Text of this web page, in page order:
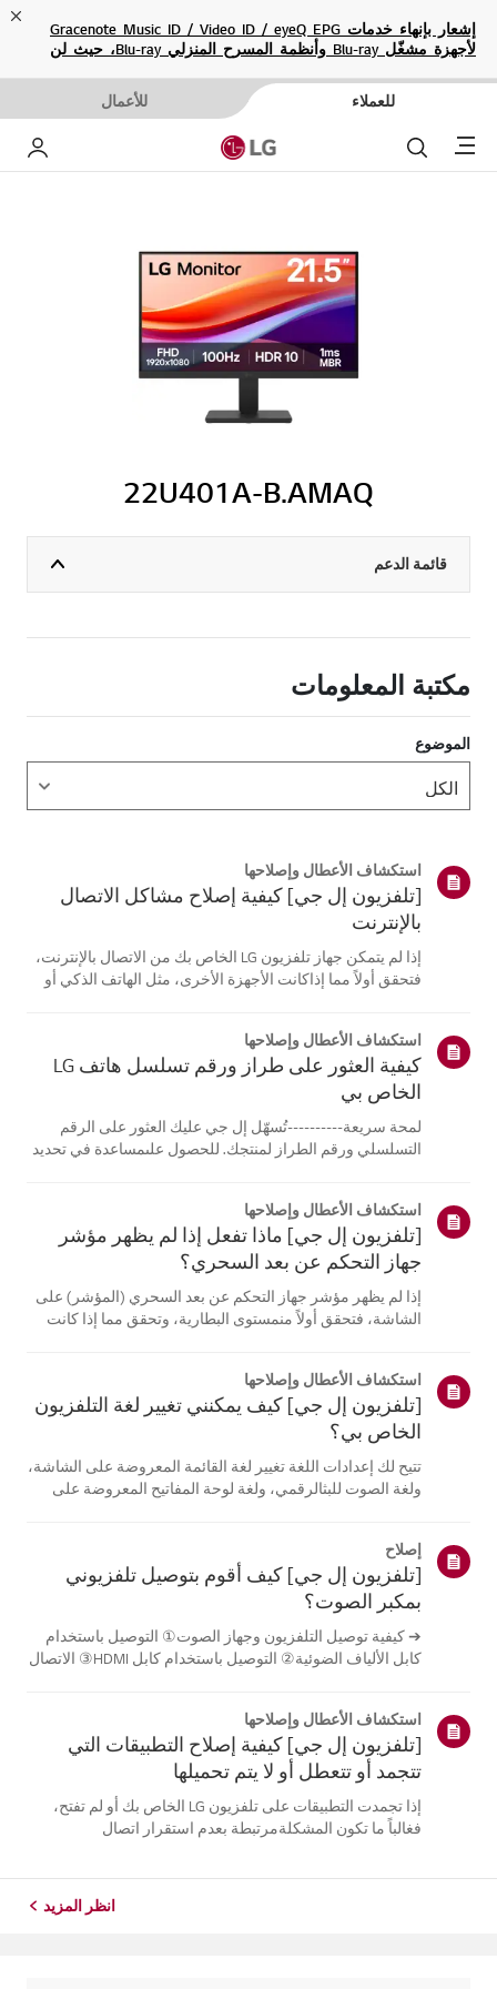
إشعار بإنهاء خدمات Gracenote Music ID / Video ID / eyeQ EPG
لأجهزة مشغّل Blu-ray وأنظمة المسرح المنزلي Blu-ray، حيث لن
للعملاء للأعمال
Menu بحث
22U401A-B.AMAQ
قائمة الدعم
مكتبة المعلومات
الموضوع
استكشاف الأعطال وإصلاحها
[تلفزيون إل جي] كيفية إصلاح مشاكل الاتصال
بالإنترنت
إذا لم يتمكن جهاز تلفزيون LG الخاص بك من الاتصال بالإنترنت،
فتحقق أولاً مما إذاكانت الأجهزة الأخرى، مثل الهاتف الذكي أو
تكمن في جها...
استكشاف الأعطال وإصلاحها
كيفية العثور على طراز ورقم تسلسل هاتف LG
الخاص بي
لمحة سريعة----------تُسهّل إل جي عليك العثور على الرقم
التسلسلي ورقم الطراز لمنتجك. للحصول علىمساعدة في تحديد
تختلف الصور أو ا...
استكشاف الأعطال وإصلاحها
[تلفزيون إل جي] ماذا تفعل إذا لم يظهر مؤشر
جهاز التحكم عن بعد السحري؟
إذا لم يظهر مؤشر جهاز التحكم عن بعد السحري (المؤشر) على
الشاشة، فتحقق أولاً منمستوى البطارية، وتحقق مما إذا كانت
التلفزيون. أعد تسج...
استكشاف الأعطال وإصلاحها
[تلفزيون إل جي] كيف يمكنني تغيير لغة التلفزيون
الخاص بي؟
تتيح لك إعدادات اللغة تغيير لغة القائمة المعروضة على الشاشة،
ولغة الصوت للبثالرقمي، ولغة لوحة المفاتيح المعروضة على
نظام التشغيل web...
إصلاح
[تلفزيون إل جي] كيف أقوم بتوصيل تلفزيوني
بمكبر الصوت؟
➔ كيفية توصيل التلفزيون وجهاز الصوت① التوصيل باستخدام
كابل الألياف الضوئية② التوصيل باستخدام كابل HDMI③ الاتصال
باستخدام كابل ا...
استكشاف الأعطال وإصلاحها
[تلفزيون إل جي] كيفية إصلاح التطبيقات التي
تتجمد أو تتعطل أو لا يتم تحميلها
إذا تجمدت التطبيقات على تلفزيون LG الخاص بك أو لم تفتح،
فغالباً ما تكون المشكلةمرتبطة بعدم استقرار اتصال
انظر المزيد